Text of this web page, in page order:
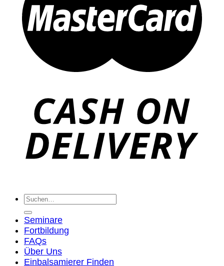
Suche
nach:
Seminare
Fortbildung
FAQs
Über Uns
Einbalsamierer Finden